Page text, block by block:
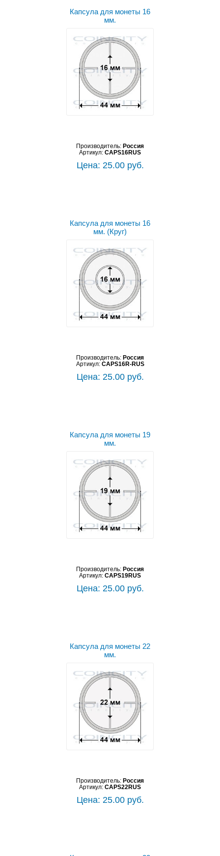
Капсула для монеты 16
мм.
Производитель: Россия
Артикул: CAPS16RUS
Цена: 25.00 руб.
Капсула для монеты 16
мм. (Круг)
Производитель: Россия
Артикул: CAPS16R-RUS
Цена: 25.00 руб.
Капсула для монеты 19
мм.
Производитель: Россия
Артикул: CAPS19RUS
Цена: 25.00 руб.
Капсула для монеты 22
мм.
Производитель: Россия
Артикул: CAPS22RUS
Цена: 25.00 руб.